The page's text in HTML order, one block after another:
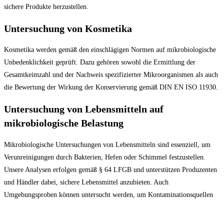
sichere Produkte herzustellen.
Untersuchung von Kosmetika
Kosmetika werden gemäß den einschlägigen Normen auf mikrobiologische
Unbedenklichkeit geprüft. Dazu gehören sowohl die Ermittlung der
Gesamtkeimzahl und der Nachweis spezifizierter Mikroorganismen als auch
die Bewertung der Wirkung der Konservierung gemäß DIN EN ISO 11930.
Untersuchung von Lebensmitteln auf
mikrobiologische Belastung
Mikrobiologische Untersuchungen von Lebensmitteln sind essenziell, um
Verunreinigungen durch Bakterien, Hefen oder Schimmel festzustellen.
Unsere Analysen erfolgen gemäß § 64 LFGB und unterstützen Produzenten
und Händler dabei, sichere Lebensmittel anzubieten. Auch
Umgebungsproben können untersucht werden, um Kontaminationsquellen